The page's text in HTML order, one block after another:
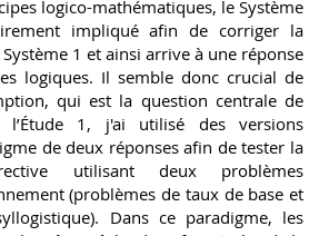
logico-mathématiques, le Système
impliqué afin de corriger la
1 et ainsi arrive à une réponse
logiques. Il semble donc crucial de
qui est la question centrale de
l’Étude 1, j'ai utilisé des versions
de deux réponses afin de tester la
utilisant deux problèmes
(problèmes de taux de base et
Dans ce paradigme, les